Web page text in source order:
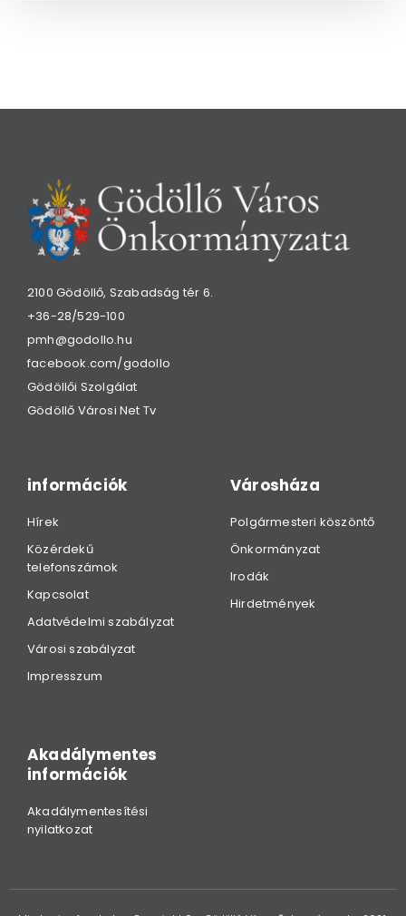
2100 Gödöllő, Szabadság tér 6.
+36-28/529-100
pmh@godollo.hu
facebook.com/godollo
Gödöllői Szolgálat
Gödöllő Városi Net Tv
információk
Hírek
Közérdekű
telefonszámok
Kapcsolat
Adatvédelmi szabályzat
Városi szabályzat
Impresszum
Városháza
Polgármesteri köszöntő
Önkormányzat
Irodák
Hirdetmények
Akadálymentes
információk
Akadálymentesítési
nyilatkozat